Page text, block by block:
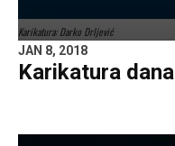
Karikatura: Darko Drljević
JAN 8, 2018
Karikatura dana